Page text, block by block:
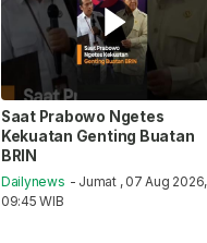
Saat Prabowo Ngetes
Kekuatan Genting Buatan
BRIN
Dailynews - Jumat , 07 Aug 2026,
09:45 WIB